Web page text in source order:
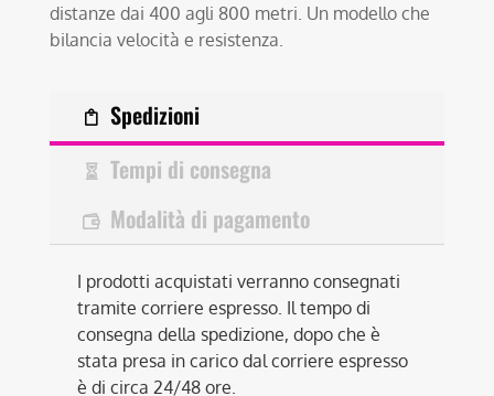
distanze dai 400 agli 800 metri. Un modello che
bilancia velocità e resistenza.
Spedizioni
Tempi di consegna
Modalità di pagamento
I prodotti acquistati verranno consegnati
tramite corriere espresso. Il tempo di
consegna della spedizione, dopo che è
stata presa in carico dal corriere espresso
è di circa 24/48 ore.